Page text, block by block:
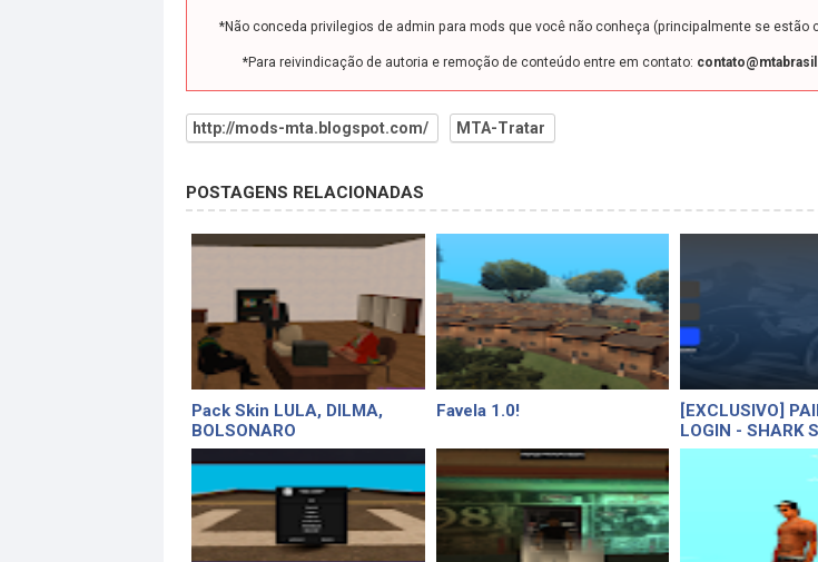
*Não conceda privilegios de admin para mods que você não conheça (principalmente se estão
*Para reivindicação de autoria e remoção de conteúdo entre em contato:
http://mods-mta.blogspot.com/ MTA-Tratar
POSTAGENS RELACIONADAS
Pack Skin LULA, DILMA,
BOLSONARO
Favela 1.0!
[EXCLUSIVO]
LOGIN - SHARK